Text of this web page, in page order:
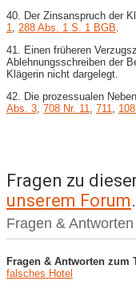
40. Der Zinsanspruch der
1
288 Abs. 1 S. 1 BGB
41. Einen früheren
Ablehnungsschreiben der
Klägerin nicht dargelegt.
42. Die prozessualen
Abs. 3 708 Nr. 11 711
Fragen zu
unserem Forum.
Fragen &
Fragen & Antworten zum
falsches Hotel